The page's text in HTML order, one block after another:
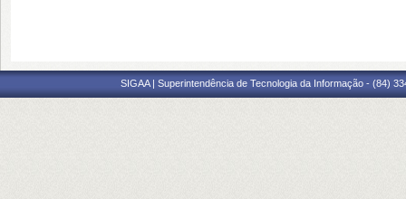
SIGAA | Superintendência de Tecnologia da Informação - (84)